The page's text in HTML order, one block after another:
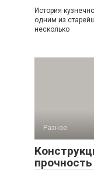
История
одним из
несколько
Разное